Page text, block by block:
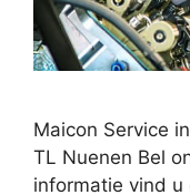
Maicon Service
TL Nuenen Bel
informatie vind